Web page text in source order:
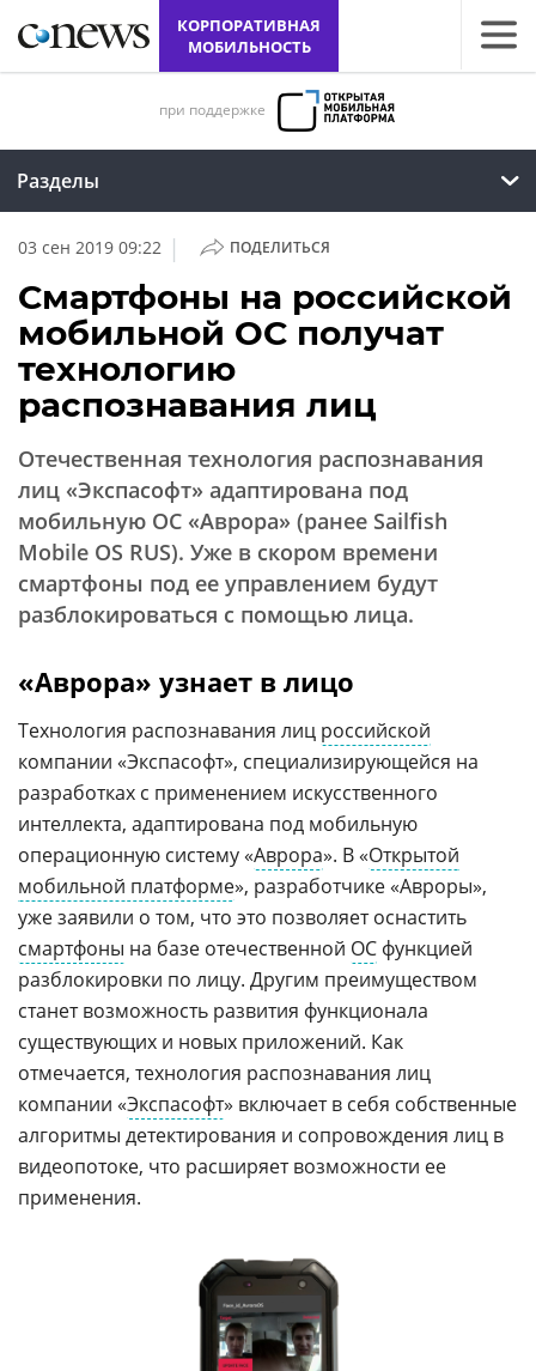
КОРПОРАТИВНАЯ
МОБИЛЬНОСТЬ
при поддержке
Разделы
03 сен 2019 09:22 | ПОДЕЛИТЬСЯ
Смартфоны на российской
мобильной ОС получат
технологию
распознавания лиц
Отечественная технология распознавания
лиц «Экспасофт» адаптирована под
мобильную ОС «Аврора» (ранее Sailfish
Mobile OS RUS). Уже в скором времени
смартфоны под ее управлением будут
разблокироваться с помощью лица.
«Аврора» узнает в лицо
Технология распознавания лиц российской
компании «Экспасофт», специализирующейся на
разработках с применением искусственного
интеллекта, адаптирована под мобильную
операционную систему «Аврора». В «Открытой
мобильной платформе», разработчике «Авроры»,
уже заявили о том, что это позволяет оснастить
смартфоны на базе отечественной ОС функцией
разблокировки по лицу. Другим преимуществом
станет возможность развития функционала
существующих и новых приложений. Как
отмечается, технология распознавания лиц
компании «Экспасофт» включает в себя собственные
алгоритмы детектирования и сопровождения лиц в
видеопотоке, что расширяет возможности ее
применения.